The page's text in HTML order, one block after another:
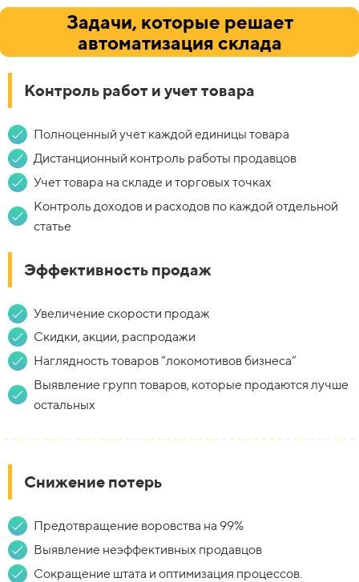
Задачи, которые решает
автоматизация склада
Контроль работ и учет товара
Полноценный учет каждой единицы товара
Дистанционный контроль работы продавцов
Учет товара на складе и торговых точках
Контроль доходов и расходов по каждой отдельной
статье
Эффективность продаж
Увеличение скорости продаж
Скидки, акции, распродажи
Наглядность товаров “локомотивов бизнеса”
Выявление групп товаров, которые продаются лучше
остальных
Снижение потерь
Предотвращение воровства на 99%
Выявление неэффективных продавцов
Сокращение штата и оптимизация процессов.